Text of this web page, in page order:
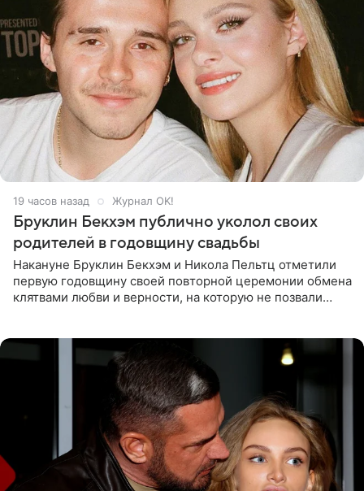
19 часов назад Журнал OK!
Бруклин Бекхэм публично уколол своих
родителей в годовщину свадьбы
Накануне Бруклин Бекхэм и Никола Пельтц отметили
первую годовщину своей повторной церемонии обмена
клятвами любви и верности, на которую не позвали